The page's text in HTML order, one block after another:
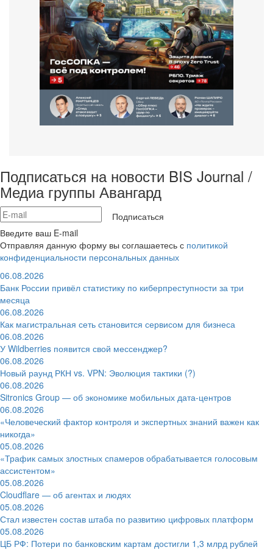
Подписаться на новости BIS Journal /
Медиа группы Авангард
Подписаться
Введите ваш E-mail
Отправляя данную форму вы соглашаетесь с политикой
конфиденциальности персональных данных
06.08.2026
Банк России привёл статистику по киберпреступности за три
месяца
06.08.2026
Как магистральная сеть становится сервисом для бизнеса
06.08.2026
У Wildberries появится свой мессенджер?
06.08.2026
Новый раунд РКН vs. VPN: Эволюция тактики (?)
06.08.2026
Sitronics Group — об экономике мобильных дата-центров
06.08.2026
«Человеческий фактор контроля и экспертных знаний важен как
никогда»
05.08.2026
«Трафик самых злостных спамеров обрабатывается голосовым
ассистентом»
05.08.2026
Cloudflare — об агентах и людях
05.08.2026
Стал известен состав штаба по развитию цифровых платформ
05.08.2026
ЦБ РФ: Потери по банковским картам достигли 1,3 млрд рублей